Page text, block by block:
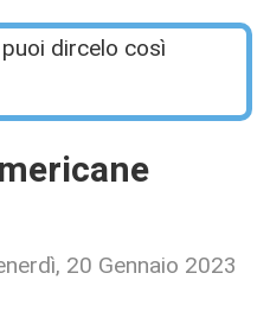
dircelo così
20 Gennaio 2023